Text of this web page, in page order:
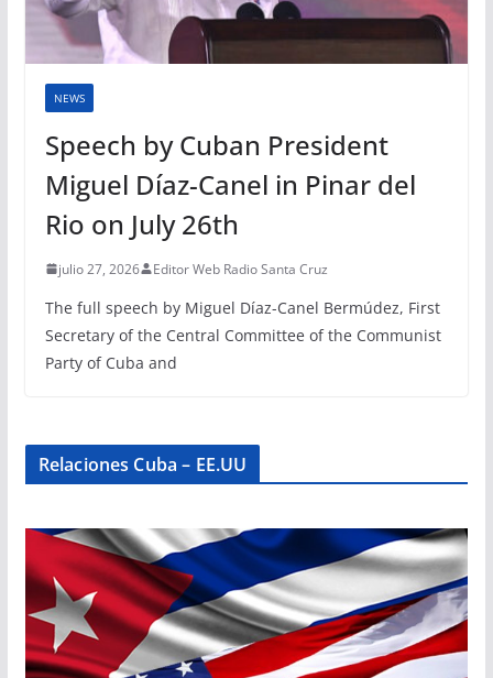
NEWS
Speech by Cuban President
Miguel Díaz-Canel in Pinar del
Rio on July 26th
julio 27, 2026 Editor Web Radio Santa Cruz
The full speech by Miguel Díaz-Canel Bermúdez, First
Secretary of the Central Committee of the Communist
Party of Cuba and
Relaciones Cuba – EE.UU